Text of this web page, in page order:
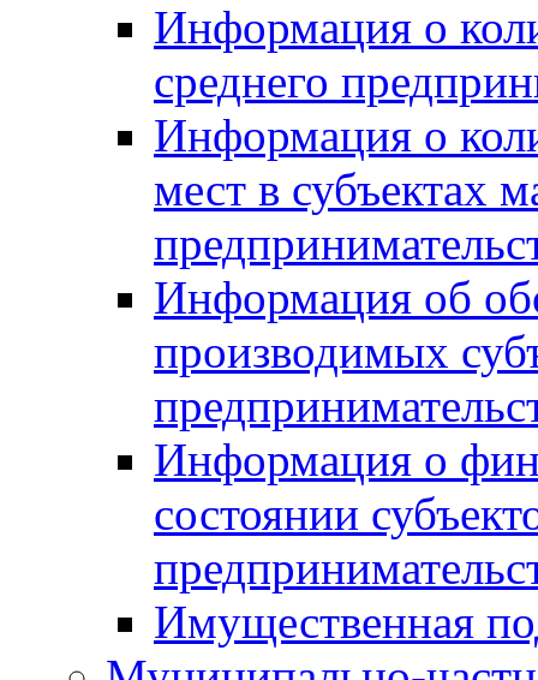
Информация о
среднего
Информация о
мест в субъектах
Информация об
производимых
Информация о
состоянии
Имущественная